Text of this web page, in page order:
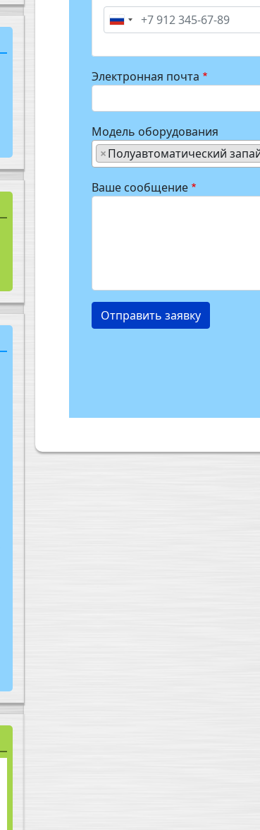
Phone
Электронная почта
Модель оборудования
×Полуавтоматический
Ваше сообщение